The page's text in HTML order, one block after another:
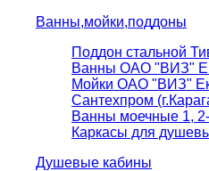
Ванны,мойки,поддоны
Поддон стальной
Ванны ОАО "ВИЗ"
Мойки ОАО "ВИЗ"
Сантехпром
Ванны моечные 1,
Каркасы для
Душевые кабины